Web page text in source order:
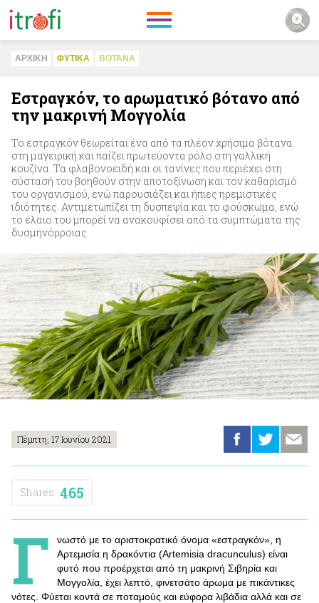
ΑΡΧΙΚΗ ΦΥΤΙΚA ΒΟΤΑΝΑ
Εστραγκόν, το αρωματικό βότανο από
την μακρινή Μογγολία
Το εστραγκόν θεωρείται ένα από τα πλέον χρήσιμα βότανα
στη μαγειρική και παίζει πρωτεύοντα ρόλο στη γαλλική
κουζίνα. Τα φλαβονοειδή και οι τανίνες που περιέχει στη
σύστασή του βοηθούν στην αποτοξίνωση και τον καθαρισμό
του οργανισμού, ενώ παρουσιάζει και ήπιες ηρεμιστικές
ιδιότητες. Αντιμετωπίζει τη δυσπεψία και το φούσκωμα, ενώ
το έλαιο του μπορεί να ανακουφίσει από τα συμπτώματα της
δυσμηνόρροιας.
Πέμπτη, 17 Ιουνίου 2021
Shares: 465
Γ
νωστό με το αριστοκρατικό όνομα «εστραγκόν», η
Αρτεμισία η δρακόντια (Artemisia dracunculus) είναι
φυτό που προέρχεται από τη μακρινή Σιβηρία και
Μογγολία, έχει λεπτό, φινετσάτο άρωμα με πικάντικες
νότες. Φύεται κοντά σε ποταμούς και εύφορα λιβάδια αλλά και σε